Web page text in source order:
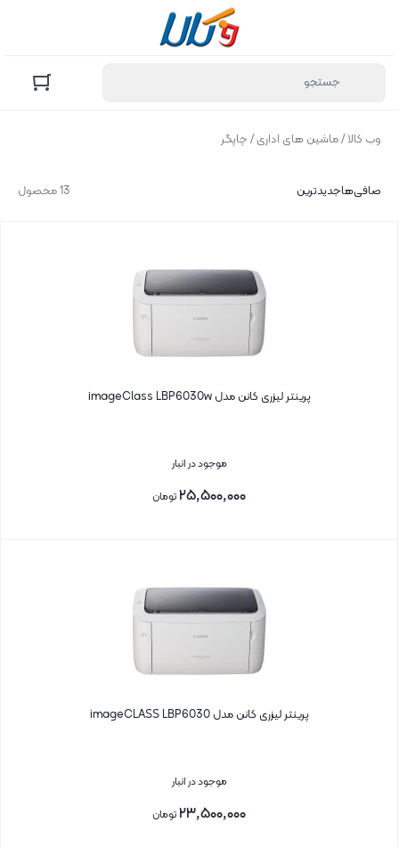
وب کالا/ماشین های اداری/ چاپگر
13 محصول صافی‌هاجدیدترین
پرینتر لیزری کانن مدل imageClass LBP6030w
موجود در انبار
۲۵,۵۰۰,۰۰۰تومان
پرینتر لیزری کانن مدل imageCLASS LBP6030
موجود در انبار
۲۳,۵۰۰,۰۰۰تومان